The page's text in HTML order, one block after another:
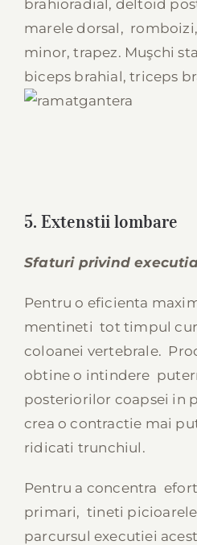
brahioradial, deltoid
marele dorsal,
minor, trapez. Muşchi
biceps brahial, triceps
5. Extenstii lombare
Sfaturi privind
Pentru o eficienta
mentineti tot timpul
coloanei vertebrale.
obtine o intindere
posteriorilor coapsei in
crea o contractie mai
ridicati trunchiul.
Pentru a concentra
primari, tineti
parcursul executiei